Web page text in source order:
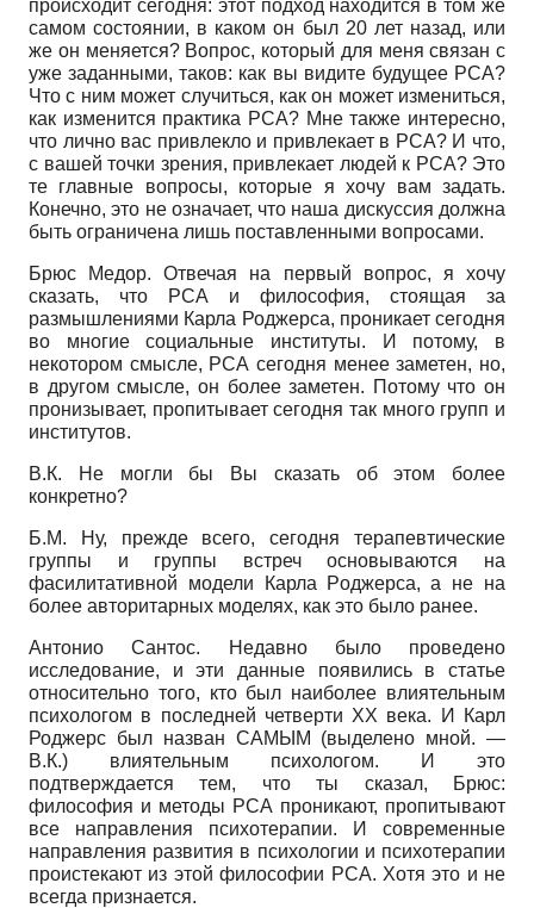
происходит сегодня: этот подход находится в том же
самом состоянии, в каком он был 20 лет назад, или
же он меняется? Вопрос, который для меня связан с
уже заданными, таков: как вы видите будущее РСА?
Что с ним может случиться, как он может измениться,
как изменится практика РСА? Мне также интересно,
что лично вас привлекло и привлекает в РСА? И что,
с вашей точки зрения, привлекает людей к РСА? Это
те главные вопросы, которые я хочу вам задать.
Конечно, это не означает, что наша дискуссия должна
быть ограничена лишь поставленными вопросами.
Брюс Медор. Отвечая на первый вопрос, я хочу
сказать, что РСА и философия, стоящая за
размышлениями Карла Роджерса, проникает сегодня
во многие социальные институты. И потому, в
некотором смысле, РСА сегодня менее заметен, но,
в другом смысле, он более заметен. Потому что он
пронизывает, пропитывает сегодня так много групп и
институтов.
В.К. Не могли бы Вы сказать об этом более
конкретно?
Б.М. Ну, прежде всего, сегодня терапевтические
группы и группы встреч основываются на
фасилитативной модели Карла Роджерса, а не на
более авторитарных моделях, как это было ранее.
Антонио Сантос. Недавно было проведено
исследование, и эти данные появились в статье
относительно того, кто был наиболее влиятельным
психологом в последней четверти ХХ века. И Карл
Роджерс был назван САМЫМ (выделено мной. —
В.К.) влиятельным психологом. И это
подтверждается тем, что ты сказал, Брюс:
философия и методы РСА проникают, пропитывают
все направления психотерапии. И современные
направления развития в психологии и психотерапии
проистекают из этой философии РСА. Хотя это и не
всегда признается.